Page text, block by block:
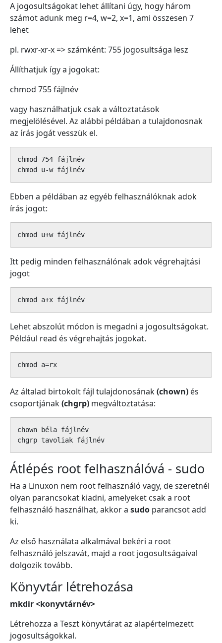
A jogosultságokat lehet állítani úgy, hogy három
számot adunk meg r=4, w=2, x=1, ami összesen 7
lehet
pl. rwxr-xr-x => számként: 755 jogosultsága lesz
Állíthatjuk így a jogokat:
chmod 755 fájlnév
vagy használhatjuk csak a változtatások
megjelölésével. Az alábbi példában a tulajdonosnak
az írás jogát vesszük el.
chmod 754 fájlnév
chmod u-w fájlnév
Ebben a példában az egyéb felhasználóknak adok
írás jogot:
chmod u+w fájlnév
Itt pedig minden felhasználónak adok végrehajtási
jogot
chmod a+x fájlnév
Lehet abszolút módon is megadni a jogosultságokat.
Például read és végrehajtás jogokat.
chmod a=rx
Az általad birtokolt fájl tulajdonosának(chown) és
csoportjának(chgrp) megváltoztatása:
chown béla fájlnév
chgrp tavoliak fájlnév
Átlépés root felhasználóvá - sudo
Ha a Linuxon nem root felhasználó vagy, de szeretnél
olyan parancsokat kiadni, amelyeket csak a root
felhasználó használhat, akkor a sudo parancsot add
ki.
Az első használata alkalmával bekéri a root
felhasználó jelszavát, majd a root jogosultságaival
dolgozik tovább.
Könyvtár létrehozása
mkdir <konyvtárnév>
Létrehozza a Teszt könyvtárat az alapértelmezett
jogosultságokkal.